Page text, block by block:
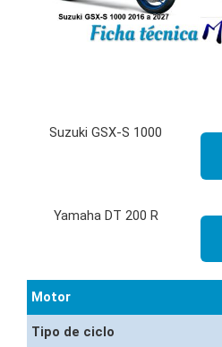
Motor
Tipo de ciclo